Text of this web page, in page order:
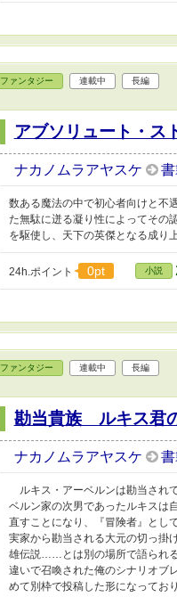
ファンタジー 連載中 長編
アブソリュート・ス
ナカノムラアヤスケ
数ある魔法の中で初心者向けと不
た無駄に迸る凝り性によってその
を駆使し、天下の英傑となる成り
24h.ポイント 0pt 小説
ファンタジー 連載中 長編
勘当貴族 ルキス君
ナカノムラアヤスケ
ルキス・アーベルンは勘当され
ベルン家の次男であったルキスは
直すことになり、『冒険者』とし
実家から勘当される大元の切っ
雄伝説……とは別の場所で語られ
違いで召喚された俺のシナリオブ
めて別枠で投稿した形になっており